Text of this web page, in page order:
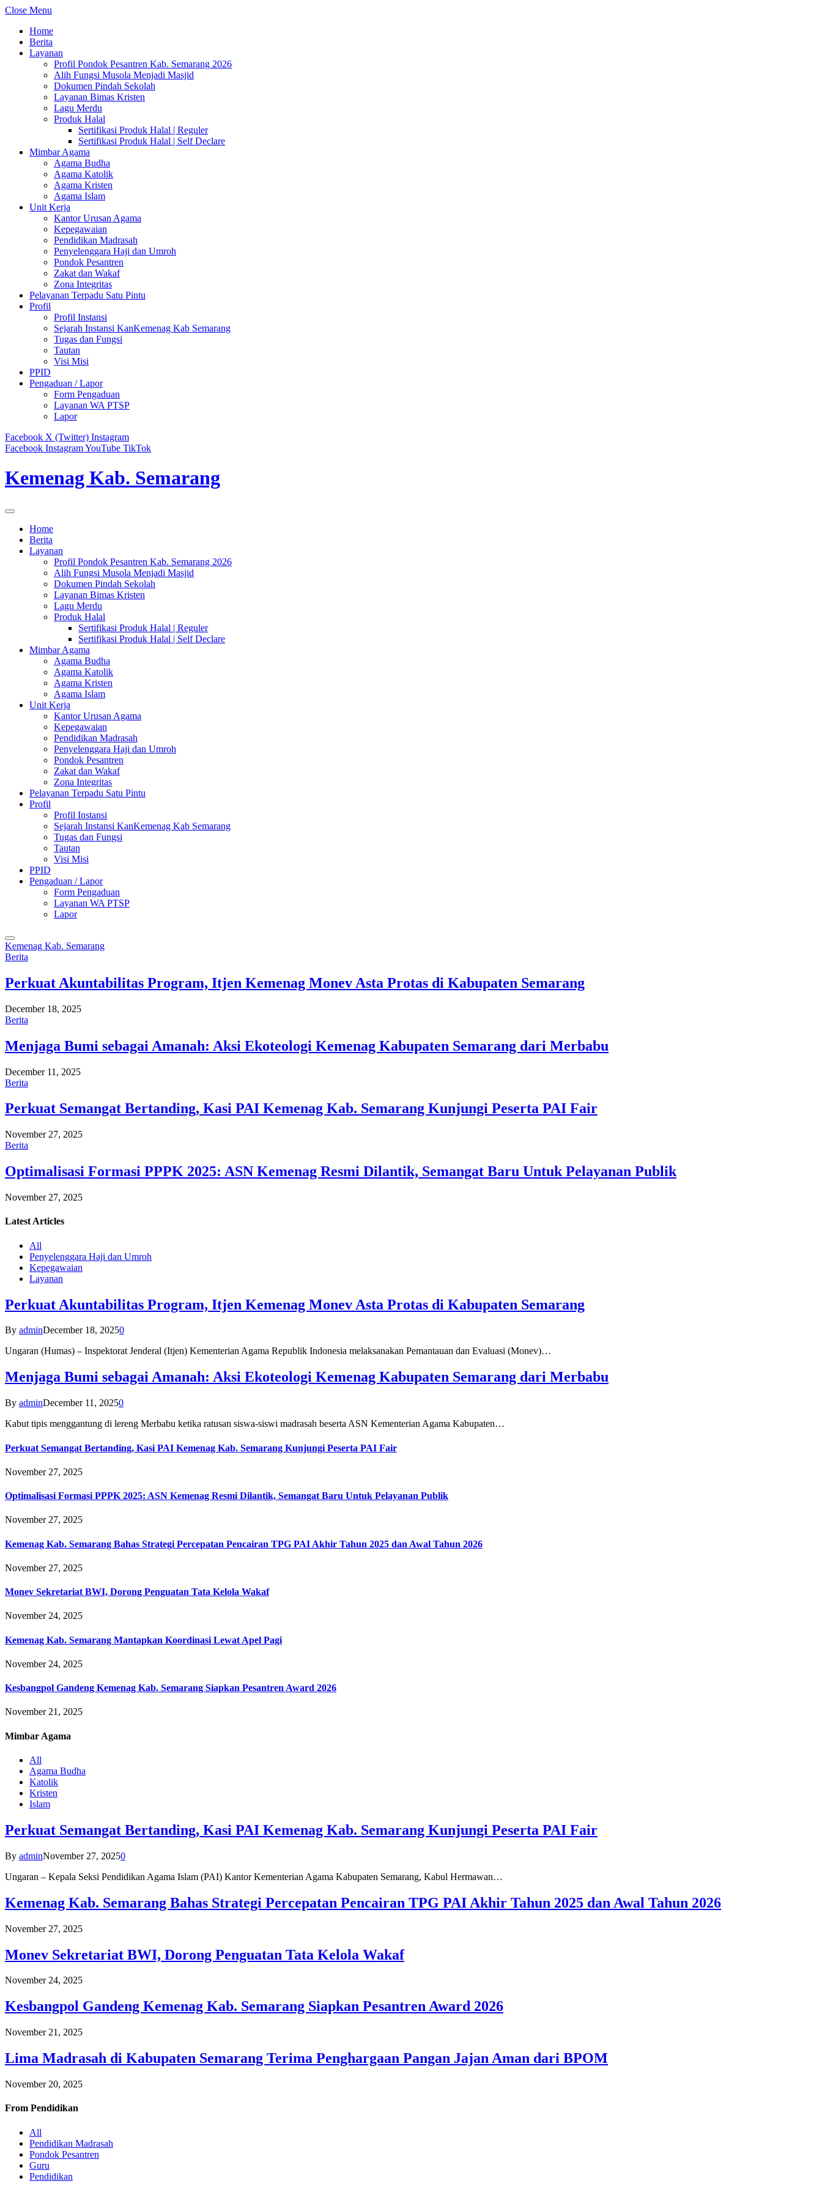
Close Menu
Home
Berita
Layanan
Profil Pondok Pesantren Kab. Semarang 2026
Alih Fungsi Musola Menjadi Masjid
Dokumen Pindah Sekolah
Layanan Bimas Kristen
Lagu Merdu
Produk Halal
Sertifikasi Produk Halal | Reguler
Sertifikasi Produk Halal | Self Declare
Mimbar Agama
Agama Budha
Agama Katolik
Agama Kristen
Agama Islam
Unit Kerja
Kantor Urusan Agama
Kepegawaian
Pendidikan Madrasah
Penyelenggara Haji dan Umroh
Pondok Pesantren
Zakat dan Wakaf
Zona Integritas
Pelayanan Terpadu Satu Pintu
Profil
Profil Instansi
Sejarah Instansi KanKemenag Kab Semarang
Tugas dan Fungsi
Tautan
Visi Misi
PPID
Pengaduan / Lapor
Form Pengaduan
Layanan WA PTSP
Lapor
Facebook X (Twitter) Instagram
Facebook InstagramYouTube TikTok
Kemenag Kab. Semarang
Home
Berita
Layanan
Profil Pondok Pesantren Kab. Semarang 2026
Alih Fungsi Musola Menjadi Masjid
Dokumen Pindah Sekolah
Layanan Bimas Kristen
Lagu Merdu
Produk Halal
Sertifikasi Produk Halal | Reguler
Sertifikasi Produk Halal | Self Declare
Mimbar Agama
Agama Budha
Agama Katolik
Agama Kristen
Agama Islam
Unit Kerja
Kantor Urusan Agama
Kepegawaian
Pendidikan Madrasah
Penyelenggara Haji dan Umroh
Pondok Pesantren
Zakat dan Wakaf
Zona Integritas
Pelayanan Terpadu Satu Pintu
Profil
Profil Instansi
Sejarah Instansi KanKemenag Kab Semarang
Tugas dan Fungsi
Tautan
Visi Misi
PPID
Pengaduan / Lapor
Form Pengaduan
Layanan WA PTSP
Lapor
Kemenag Kab. Semarang
Berita
Perkuat Akuntabilitas Program, Itjen Kemenag Monev Asta Protas di Kabupaten Semarang
December 18, 2025
Berita
Menjaga Bumi sebagai Amanah: Aksi Ekoteologi Kemenag Kabupaten Semarang dari Merbabu
December 11, 2025
Berita
Perkuat Semangat Bertanding, Kasi PAI Kemenag Kab. Semarang Kunjungi Peserta PAI Fair
November 27, 2025
Berita
Optimalisasi Formasi PPPK 2025: ASN Kemenag Resmi Dilantik, Semangat Baru Untuk Pelayanan Publik
November 27, 2025
Latest Articles
All
Penyelenggara Haji dan Umroh
Kepegawaian
Layanan
Perkuat Akuntabilitas Program, Itjen Kemenag Monev Asta Protas di Kabupaten Semarang
By adminDecember 18, 20250
Ungaran (Humas) – Inspektorat Jenderal (Itjen) Kementerian Agama Republik Indonesia melaksanakan Pemantauan dan Evaluasi (Monev)…
Menjaga Bumi sebagai Amanah: Aksi Ekoteologi Kemenag Kabupaten Semarang dari Merbabu
By adminDecember 11, 20250
Kabut tipis menggantung di lereng Merbabu ketika ratusan siswa-siswi madrasah beserta ASN Kementerian Agama Kabupaten…
Perkuat Semangat Bertanding, Kasi PAI Kemenag Kab. Semarang Kunjungi Peserta PAI Fair
November 27, 2025
Optimalisasi Formasi PPPK 2025: ASN Kemenag Resmi Dilantik, Semangat Baru Untuk Pelayanan Publik
November 27, 2025
Kemenag Kab. Semarang Bahas Strategi Percepatan Pencairan TPG PAI Akhir Tahun 2025 dan Awal Tahun 2026
November 27, 2025
Monev Sekretariat BWI, Dorong Penguatan Tata Kelola Wakaf
November 24, 2025
Kemenag Kab. Semarang Mantapkan Koordinasi Lewat Apel Pagi
November 24, 2025
Kesbangpol Gandeng Kemenag Kab. Semarang Siapkan Pesantren Award 2026
November 21, 2025
Mimbar Agama
All
Agama Budha
Katolik
Kristen
Islam
Perkuat Semangat Bertanding, Kasi PAI Kemenag Kab. Semarang Kunjungi Peserta PAI Fair
By adminNovember 27, 20250
Ungaran – Kepala Seksi Pendidikan Agama Islam (PAI) Kantor Kementerian Agama Kabupaten Semarang, Kabul Hermawan…
Kemenag Kab. Semarang Bahas Strategi Percepatan Pencairan TPG PAI Akhir Tahun 2025 dan Awal Tahun 2026
November 27, 2025
Monev Sekretariat BWI, Dorong Penguatan Tata Kelola Wakaf
November 24, 2025
Kesbangpol Gandeng Kemenag Kab. Semarang Siapkan Pesantren Award 2026
November 21, 2025
Lima Madrasah di Kabupaten Semarang Terima Penghargaan Pangan Jajan Aman dari BPOM
November 20, 2025
From Pendidikan
All
Pendidikan Madrasah
Pondok Pesantren
Guru
Pendidikan